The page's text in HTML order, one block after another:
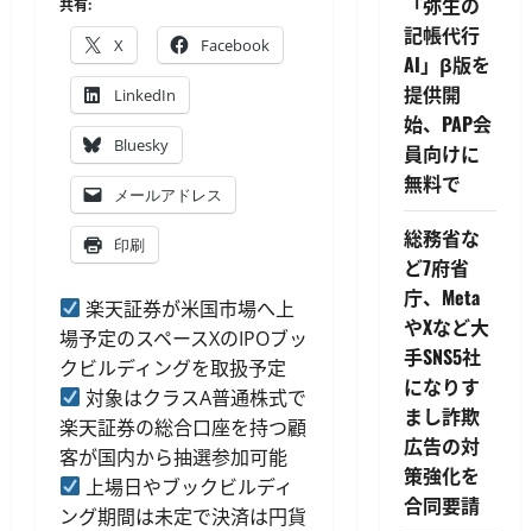
X Facebook
LinkedIn
Bluesky
メールアドレス
印刷
楽天証券が米国市場へ上
場予定のスペースXのIPOブッ
クビルディングを取扱予定
対象はクラスA普通株式で
楽天証券の総合口座を持つ顧
客が国内から抽選参加可能
上場日やブックビルディ
ング期間は未定で決済は円貨
記帳代行
AI」β版を
提供開
始、PAP会
員向けに
無料で
総務省な
ど7府省
庁、Meta
やXなど大
手SNS5社
になりす
まし詐欺
広告の対
策強化を
合同要請